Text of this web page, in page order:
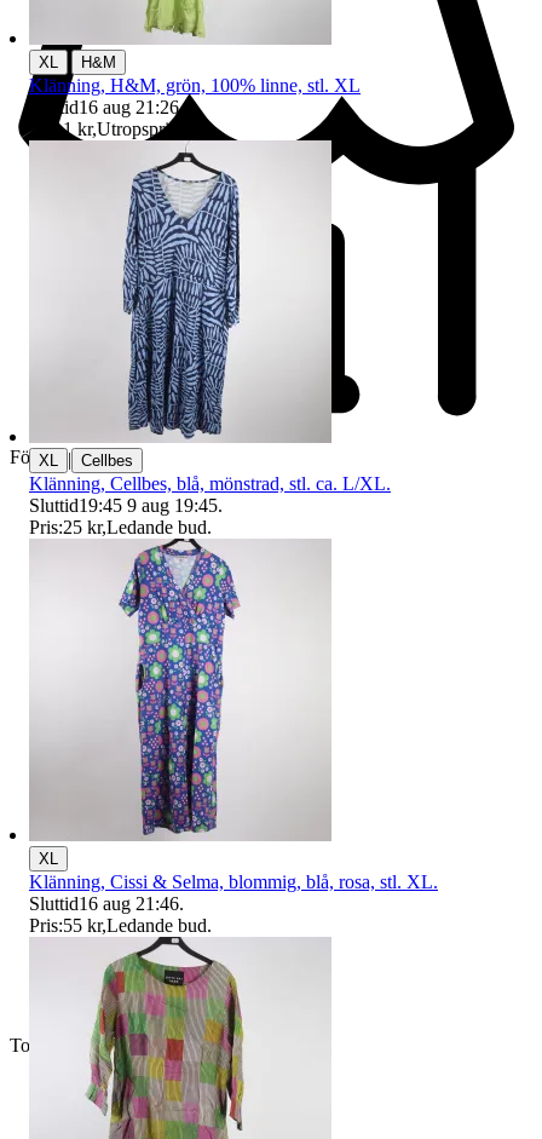
Företag
Toppsäljare
XL H&M
Klänning, H&M, grön, 100% linne, stl. XL
Sluttid16 aug 21:26.
Pris:1 kr,Utropspris
XL | Cellbes
Klänning, Cellbes, blå, mönstrad, stl. ca. L/XL.
Sluttid19:45 9 aug 19:45.
Pris:25 kr,Ledande bud.
XL
Klänning, Cissi & Selma, blommig, blå, rosa, stl. XL.
Sluttid16 aug 21:46.
Pris:55 kr,Ledande bud.